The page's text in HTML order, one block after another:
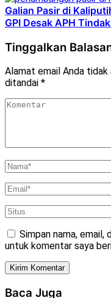
Galian Pasir di
GPI Desak APH
Tinggalkan
Alamat email Anda tidak
ditandai *
Simpan nama, email,
untuk komentar saya
Baca Juga